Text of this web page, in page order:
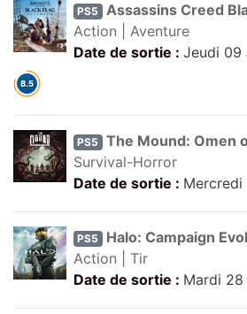
PS5
Assassins Creed
Action | Aventure
Date de sortie : Jeudi 09
PS5
The Mound: Omen
Survival-Horror
Date de sortie :
PS5
Halo: Campaign
Action | Tir
Date de sortie : Mardi